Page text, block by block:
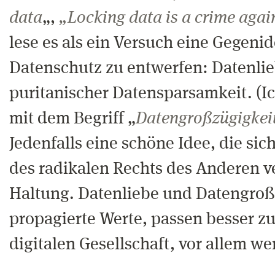
data„, „Locking data is a crime
lese es als ein Versuch eine
Datenschutz zu entwerfen:
puritanischer Datensparsamkeit.
mit dem Begriff „
Jedenfalls eine schöne Idee, die
des radikalen Rechts des Anderen
Haltung. Datenliebe und
propagierte Werte, passen besser
digitalen Gesellschaft, vor allem